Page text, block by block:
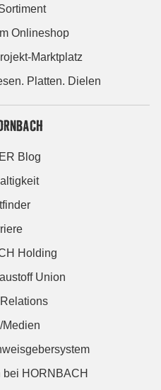
Onlineshop
Marktplatz
Platten. Dielen
Blog
Holding
Union
Relations
Medien
bei HORNBACH